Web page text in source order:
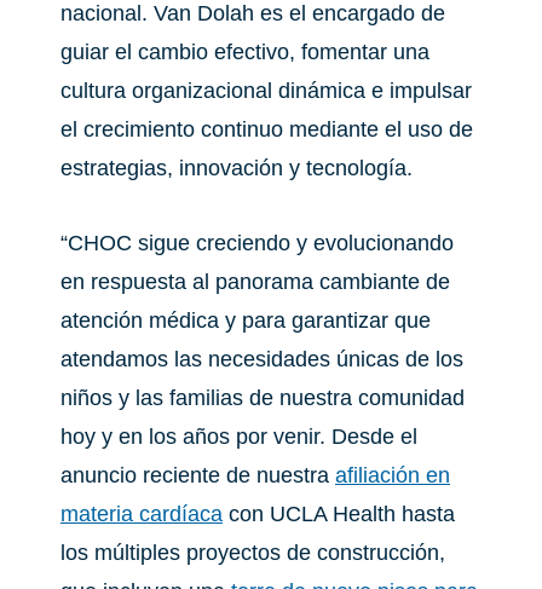
nacional. Van Dolah es el encargado de
guiar el cambio efectivo, fomentar una
cultura organizacional dinámica e impulsar
el crecimiento continuo mediante el uso de
estrategias, innovación y tecnología.
“CHOC sigue creciendo y evolucionando
en respuesta al panorama cambiante de
atención médica y para garantizar que
atendamos las necesidades únicas de los
niños y las familias de nuestra comunidad
hoy y en los años por venir. Desde el
anuncio reciente de nuestra afiliación en
materia cardíaca con UCLA Health hasta
los múltiples proyectos de construcción,